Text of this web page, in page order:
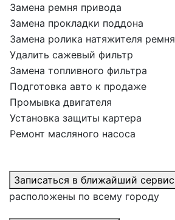
Замена ремня привода
Замена прокладки поддона
Замена ролика натяжителя ремня
Удалить сажевый фильтр
Замена топливного фильтра
Подготовка авто к продаже
Промывка двигателя
Установка защиты картера
Ремонт масляного насоса
Записаться в ближайший сервис
расположены по всему городу